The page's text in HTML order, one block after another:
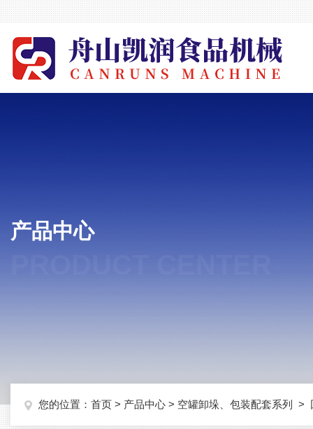
产品中心
您的位置： 首页 > 产品中心 > 空罐卸垛、包装配套系列 >